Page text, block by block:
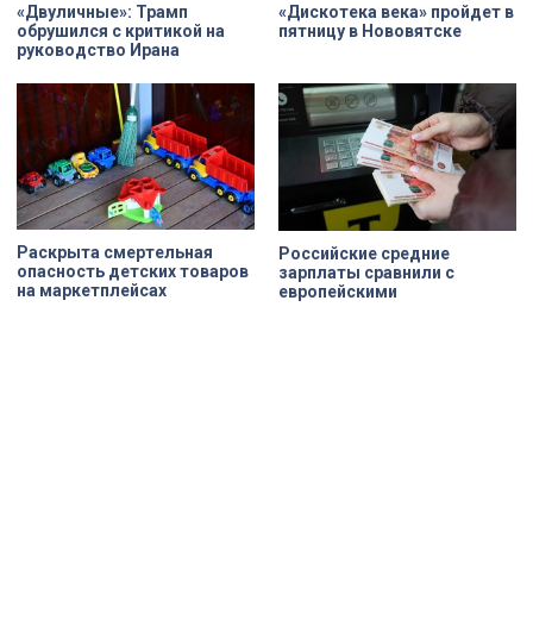
«Двуличные»: Трамп
обрушился с критикой на
руководство Ирана
«Дискотека века» пройдет в
пятницу в Нововятске
Раскрыта смертельная
опасность детских товаров
на маркетплейсах
Российские средние
зарплаты сравнили с
европейскими